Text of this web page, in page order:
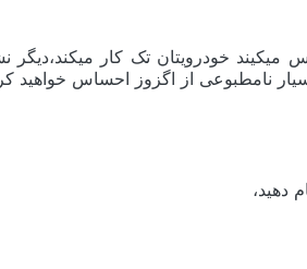
میکیند خودرویتان تک کار
نامطبوعی از اگزوز احساس خواهید
دهید،